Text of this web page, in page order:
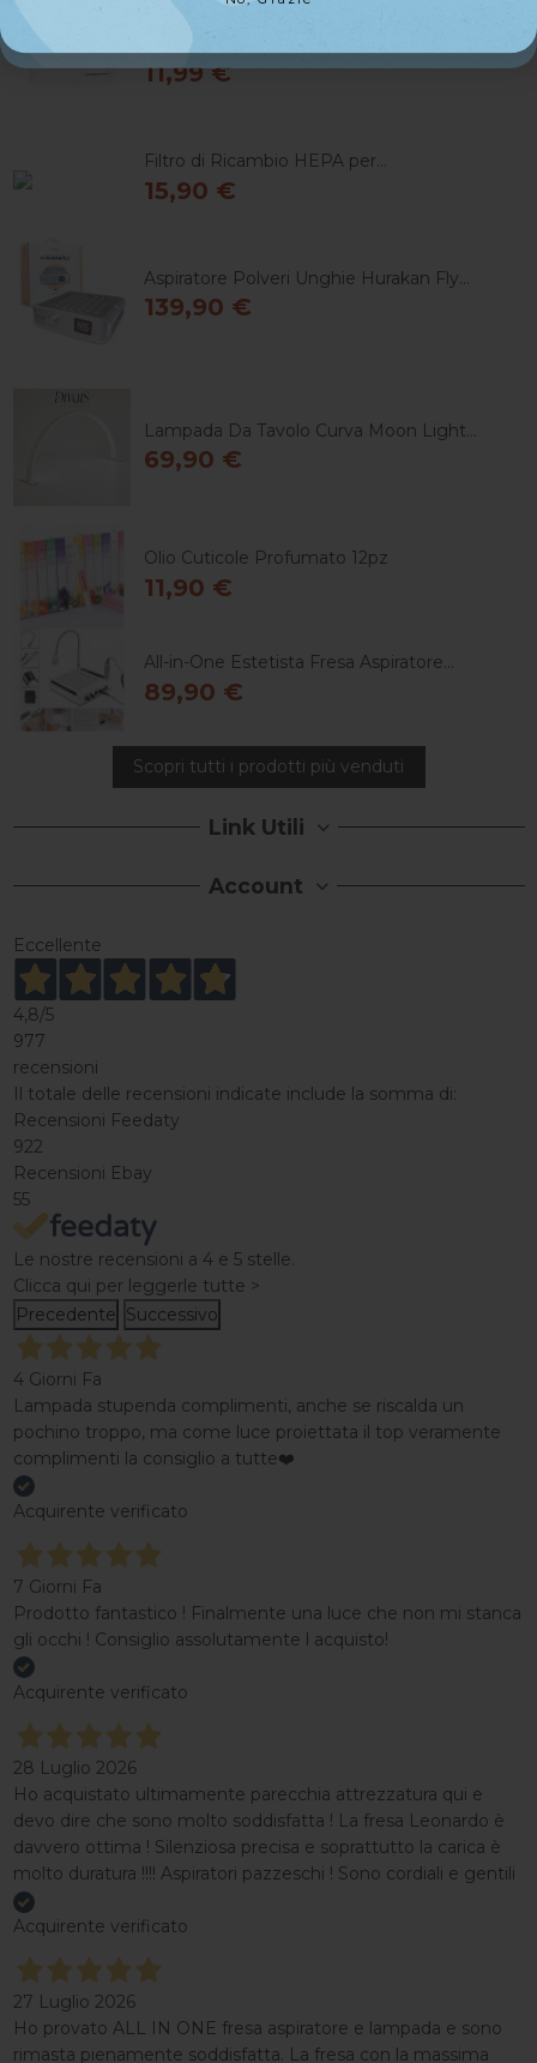
Filtri Pan Per Aspiratore Hurakan
11,99 €
Filtro di Ricambio HEPA per...
15,90 €
Aspiratore Polveri Unghie Hurakan Fly...
139,90 €
Lampada Da Tavolo Curva Moon Light...
69,90 €
Olio Cuticole Profumato 12pz
11,90 €
All-in-One Estetista Fresa Aspiratore...
89,90 €
Scopri tutti i prodotti più venduti
Link Utili
Account
Eccellente
4,8/5
977
recensioni
Il totale delle recensioni indicate include la somma di:
Recensioni Feedaty
922
Recensioni Ebay
55
Le nostre recensioni a 4 e 5 stelle.
Clicca qui per leggerle tutte >
Precedente Successivo
4 Giorni Fa
Lampada stupenda complimenti, anche se riscalda un
pochino troppo, ma come luce proiettata il top veramente
complimenti la consiglio a tutte❤️
Acquirente verificato
7 Giorni Fa
Prodotto fantastico ! Finalmente una luce che non mi stanca
gli occhi ! Consiglio assolutamente l acquisto!
Acquirente verificato
28 Luglio 2026
Ho acquistato ultimamente parecchia attrezzatura qui e
devo dire che sono molto soddisfatta ! La fresa Leonardo è
davvero ottima ! Silenziosa precisa e soprattutto la carica è
molto duratura !!!! Aspiratori pazzeschi ! Sono cordiali e gentili
Acquirente verificato
27 Luglio 2026
Ho provato ALL IN ONE fresa aspiratore e lampada e sono
rimasta pienamente soddisfatta. La fresa con la massima